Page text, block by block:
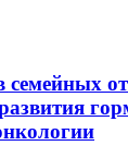
семейных